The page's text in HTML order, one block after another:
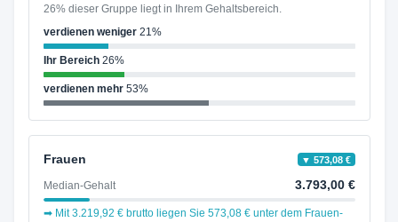
26% dieser Gruppe liegt in Ihrem Gehaltsbereich.
verdienen weniger21%
Ihr Bereich26%
verdienen mehr53%
Frauen ▼ 573,08 €
Median-Gehalt 3.793,00 €
➡ Mit 3.219,92 € brutto liegen Sie 573,08 € unter dem Frauen-